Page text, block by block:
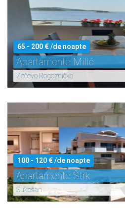
65 - 200 € /de noapte
Apartamente Milić
Zečevo Rogozničko
100 - 120 € /de noapte
Apartamente Štrk
Sukošan